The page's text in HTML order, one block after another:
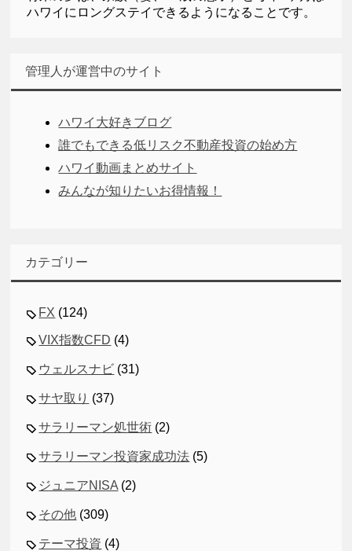
ハワイにロングステイできるようになることです。
管理人が運営中のサイト
ハワイ大好きブログ
誰でもできる低リスク不動産投資の始め方
ハワイ動画まとめサイト
みんなが知りたいお得情報！
カテゴリー
FX (124)
VIX指数CFD (4)
ウェルスナビ (31)
サヤ取り (37)
サラリーマン処世術 (2)
サラリーマン投資家成功法 (5)
ジュニアNISA (2)
その他 (309)
テーマ投資 (4)